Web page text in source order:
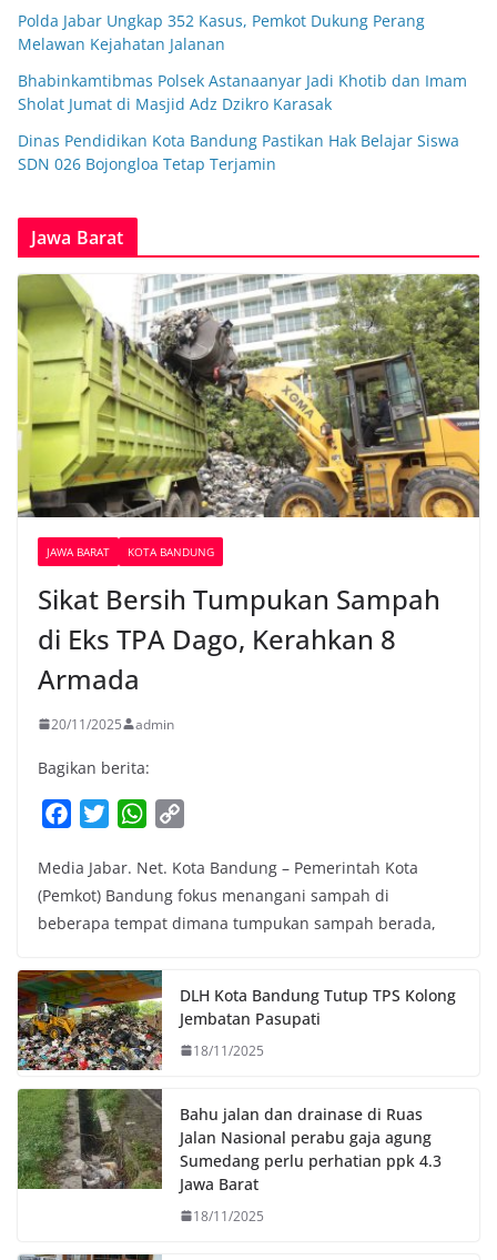
Polda Jabar Ungkap 352 Kasus, Pemkot Dukung Perang
Melawan Kejahatan Jalanan
Bhabinkamtibmas Polsek Astanaanyar Jadi Khotib dan Imam
Sholat Jumat di Masjid Adz Dzikro Karasak
Dinas Pendidikan Kota Bandung Pastikan Hak Belajar Siswa
SDN 026 Bojongloa Tetap Terjamin
Jawa Barat
JAWA BARAT KOTA BANDUNG
Sikat Bersih Tumpukan Sampah
di Eks TPA Dago, Kerahkan 8
Armada
20/11/2025 admin
Bagikan berita:
c
e
b
o
k
i
t
t
r
W
a
t
s
p
p
p
y
L
n
k
Media Jabar. Net. Kota Bandung – Pemerintah Kota
(Pemkot) Bandung fokus menangani sampah di
beberapa tempat dimana tumpukan sampah berada,
DLH Kota Bandung Tutup TPS Kolong
Jembatan Pasupati
18/11/2025
Bahu jalan dan drainase di Ruas
Jalan Nasional perabu gaja agung
Sumedang perlu perhatian ppk 4.3
Jawa Barat
18/11/2025